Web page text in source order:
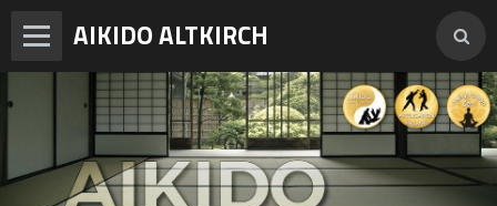
AIKIDO ALTKIRCH
Accueil
Enseignements
Photos